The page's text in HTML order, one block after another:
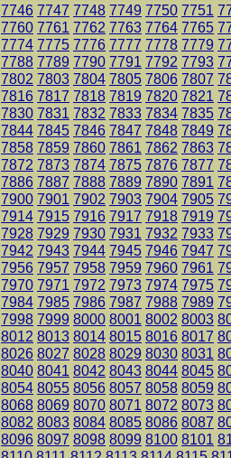
7746 7747 7748 7749 7750 7751
7760 7761 7762 7763 7764 7765
7774 7775 7776 7777 7778 7779
7788 7789 7790 7791 7792 7793
7802 7803 7804 7805 7806 7807
7816 7817 7818 7819 7820 7821
7830 7831 7832 7833 7834 7835
7844 7845 7846 7847 7848 7849
7858 7859 7860 7861 7862 7863
7872 7873 7874 7875 7876 7877
7886 7887 7888 7889 7890 7891
7900 7901 7902 7903 7904 7905
7914 7915 7916 7917 7918 7919
7928 7929 7930 7931 7932 7933
7942 7943 7944 7945 7946 7947
7956 7957 7958 7959 7960 7961
7970 7971 7972 7973 7974 7975
7984 7985 7986 7987 7988 7989
7998 7999 8000 8001 8002 8003
8012 8013 8014 8015 8016 8017
8026 8027 8028 8029 8030 8031
8040 8041 8042 8043 8044 8045
8054 8055 8056 8057 8058 8059
8068 8069 8070 8071 8072 8073
8082 8083 8084 8085 8086 8087
8096 8097 8098 8099 8100 8101